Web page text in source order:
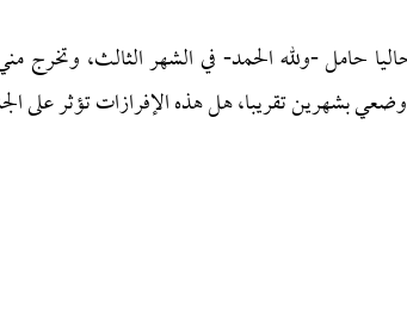
حامل -ولله الحمد- في الشهر الثالث، وتخرج
بشهرين تقريبا، هل هذه الإفرازات تؤثر على